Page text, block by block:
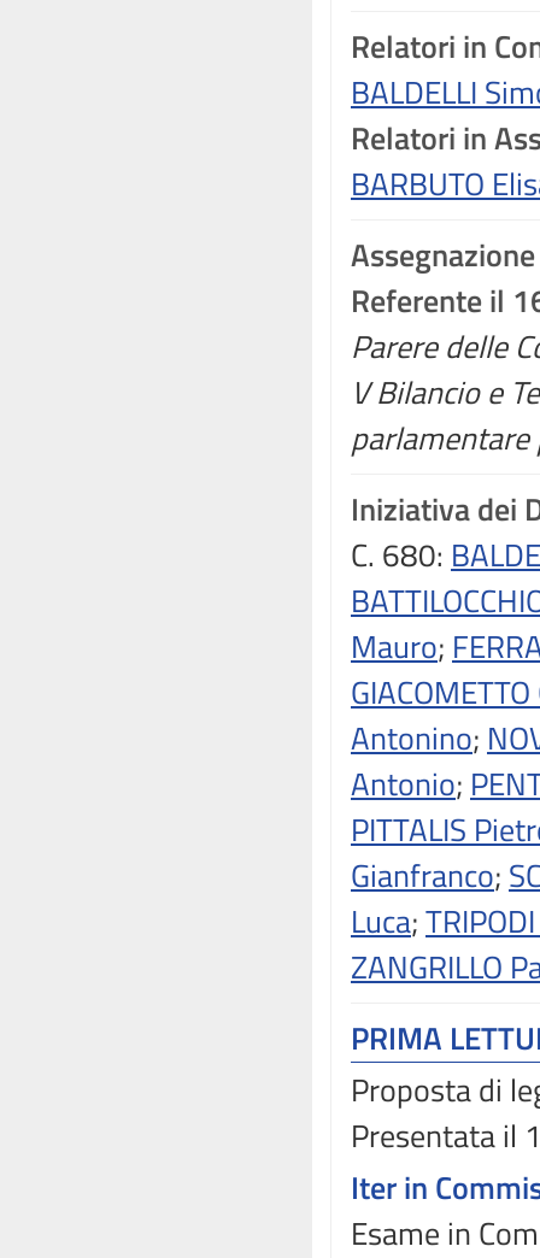
Relatori in
BALDELLI
Relatori in
BARBUTO
Assegnazione
Referente il
Parere delle
V Bilancio e
Iniziativa dei
C. 680:
Mauro;
Antonino;
Antonio;
PITTALIS
Gianfranco;
Luca;
ZANGRILLO
PRIMA
Proposta di
Presentata il
Iter in
Esame in